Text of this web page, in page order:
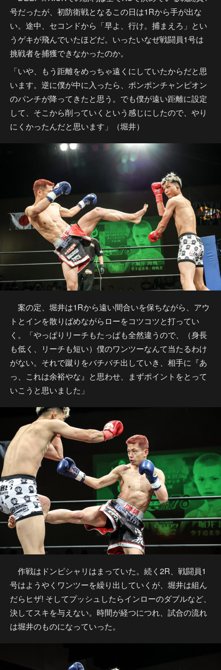
号だったが、初防衛戦となるこの日は1Rから手が出な
い。途中、セコンドから「早よ、行け。捕まえろ」とい
うゲキが飛んでいたほどだ。いったいなぜ戦闘員1号は
挑戦者を捕獲できなかったのか。
「いや、もう距離をめっちゃ遠くにしていたからだと思
います。逆に僕が中に入ったら、ポンポンチャンピオン
のパンチが降ってきたと思う。でも僕が遠い距離に設定
して、そこから削っていくという感じにしたので、やり
にくかったんだと思います」（堀井）
案の定、堀井は1Rから遠い間合いを保ちながら、アウ
トとインを散りばめながらローをコツコツと打ってい
く。「やっぱりリーチもたっぱも全然違うので、（身長
も低く、リーチも短い）僕のワンツーなんて当たるわけ
がない。それで蹴りをバチバチ出していき、相手に『あ
っ、これは余裕やな』と思わせ、まずポイントをとって
いこうと思いました」
作戦はドンピシャリはまっていた。続く2R、戦闘員1
号はようやくワンツーを繰り出していくが、堀井は組ん
だらヒザ! そしてプッシュしたらインローのダブルなど、
決してスキを与えない。時間が経つにつれ、試合の流れ
は堀井のものになっていった。